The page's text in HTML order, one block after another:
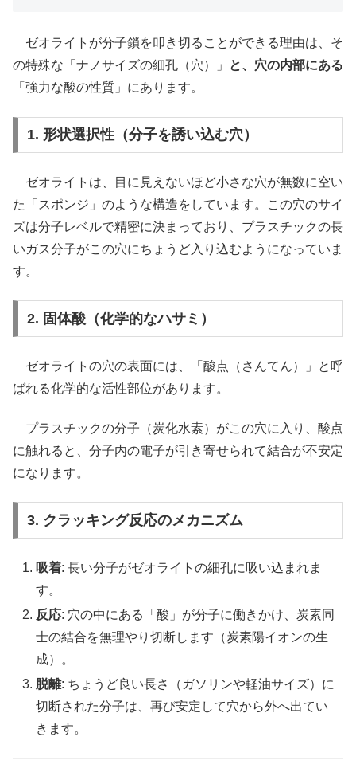
ゼオライトが分子鎖を叩き切ることができる理由は、そ
の特殊な「ナノサイズの細孔（穴）」
と、穴の内部にある
「強力な酸の性質」にあります。
1. 形状選択性（分子を誘い込む穴）
ゼオライトは、目に見えないほど小さな穴が無数に空い
た「スポンジ」のような構造をしています。この穴のサイ
ズは分子レベルで精密に決まっており、プラスチックの長
いガス分子がこの穴にちょうど入り込むようになっていま
す。
2. 固体酸（化学的なハサミ）
ゼオライトの穴の表面には、「酸点（さんてん）」と呼
ばれる化学的な活性部位があります。
プラスチックの分子（炭化水素）がこの穴に入り、酸点
に触れると、分子内の電子が引き寄せられて結合が不安定
になります。
3. クラッキング反応のメカニズム
吸着: 長い分子がゼオライトの細孔に吸い込まれま
す。
反応: 穴の中にある「酸」が分子に働きかけ、炭素同
士の結合を無理やり切断します（炭素陽イオンの生
成）。
脱離: ちょうど良い長さ（ガソリンや軽油サイズ）に
切断された分子は、再び安定して穴から外へ出てい
きます。